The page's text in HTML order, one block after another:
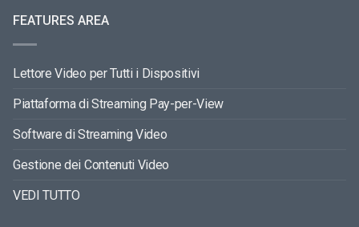
FEATURES AREA
Lettore Video per Tutti i Dispositivi
Piattaforma di Streaming Pay-per-View
Software di Streaming Video
Gestione dei Contenuti Video
VEDI TUTTO